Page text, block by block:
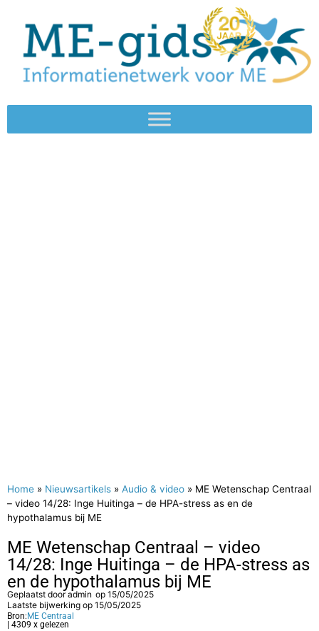
Home » Nieuwsartikels » Audio & video » ME Wetenschap Centraal
– video 14/28: Inge Huitinga – de HPA-stress as en de
hypothalamus bij ME
ME Wetenschap Centraal – video
14/28: Inge Huitinga – de HPA-stress as
en de hypothalamus bij ME
Geplaatst dooradmin op 15/05/2025
Laatste bijwerking op 15/05/2025
Bron: ME Centraal
| 4309 x gelezen